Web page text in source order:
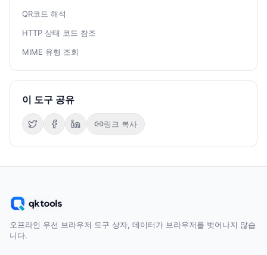
QR코드 해석
HTTP 상태 코드 참조
MIME 유형 조회
이 도구 공유
링크 복사
오프라인 우선 브라우저 도구 상자, 데이터가 브라우저를 벗어나지 않습
니다.